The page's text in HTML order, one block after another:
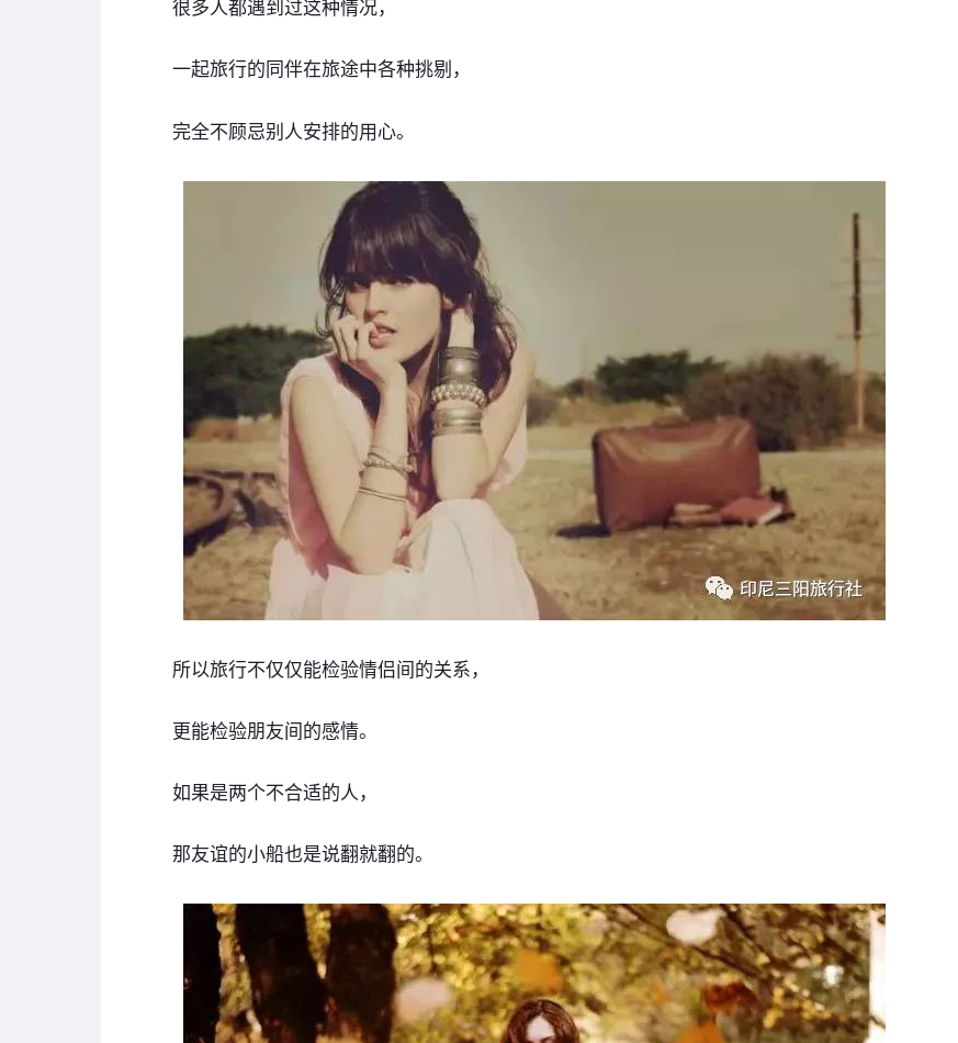
很多人都遇到过这种情况，
一起旅行的同伴在旅途中各种挑剔，
完全不顾忌别人安排的用心。
所以旅行不仅仅能检验情侣间的关系，
更能检验朋友间的感情。
如果是两个不合适的人，
那友谊的小船也是说翻就翻的。